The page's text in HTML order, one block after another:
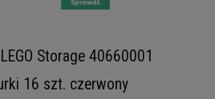
Storage 40660001
16 szt. czerwony